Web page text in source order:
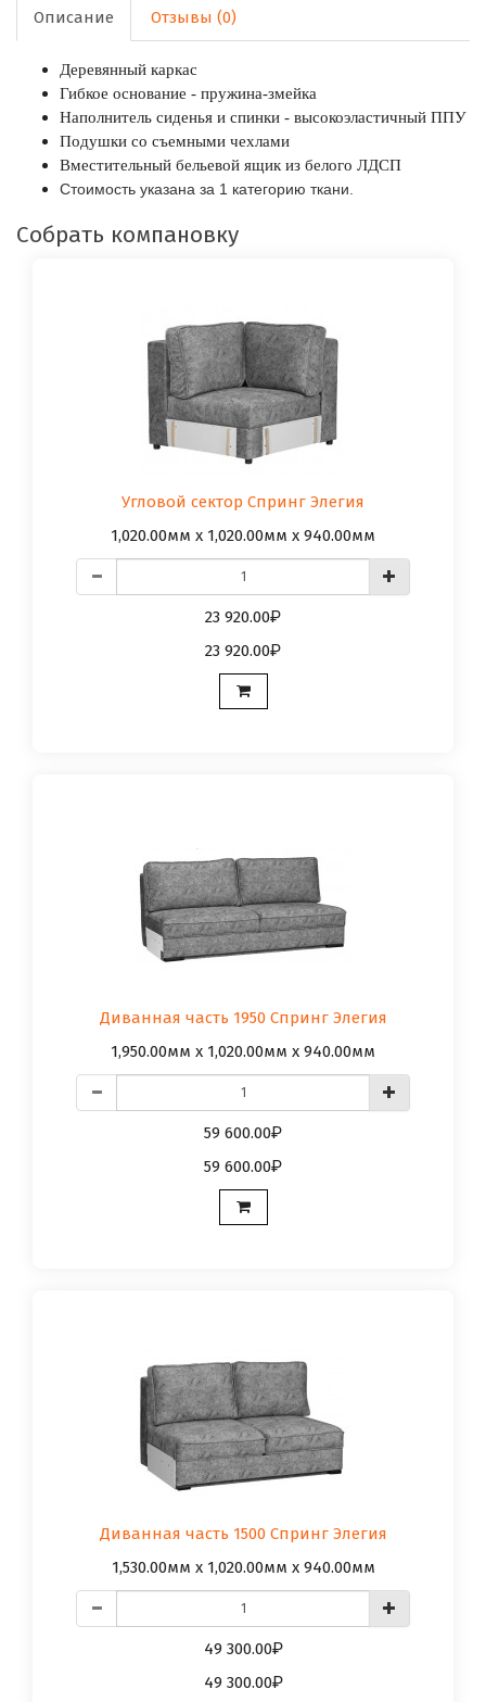
Описание Отзывы (0)
Деревянный каркас
Гибкое основание - пружина-змейка
Наполнитель сиденья и спинки - высокоэластичный ППУ
Подушки со съемными чехлами
Вместительный бельевой ящик из белого ЛДСП
Стоимость указана за 1 категорию ткани.
Собрать компановку
Угловой сектор Спринг Элегия
1,020.00мм x 1,020.00мм x 940.00мм
23 920.00
23 920.00
Диванная часть 1950 Спринг Элегия
1,950.00мм x 1,020.00мм x 940.00мм
59 600.00
59 600.00
Диванная часть 1500 Спринг Элегия
1,530.00мм x 1,020.00мм x 940.00мм
49 300.00
49 300.00